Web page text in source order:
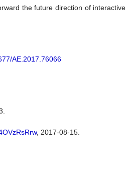
the future direction of interactive
AE.2017.76066
, 2017-08-15.